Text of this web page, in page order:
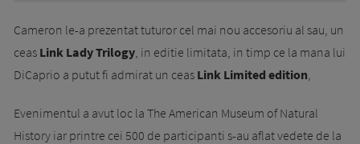
Cameron le-a prezentat tuturor cel mai nou accesoriu al sau, un
ceas Link Lady Trilogy , in editie limitata, in timp ce la mana lui
DiCaprio a putut fi admirat un ceas Link Limited edition
Evenimentul a avut loc la The American Museum of Natural
History iar printre cei 500 de participanti s-au aflat vedete de la